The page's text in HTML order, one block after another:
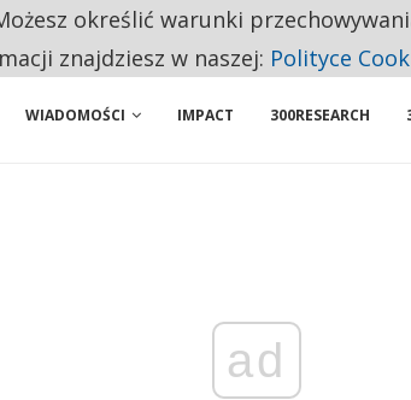
NA LIŚCIE SĄ DWA PODMIOTY Z POLSKI
WIADOMOŚCI IMPACT 300RESEARCH
ad
określić warunki
znajdziesz w naszej: Polityce